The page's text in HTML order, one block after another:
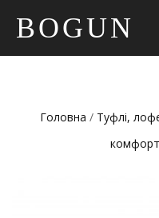
BOGUN
Головна / Туфлі,